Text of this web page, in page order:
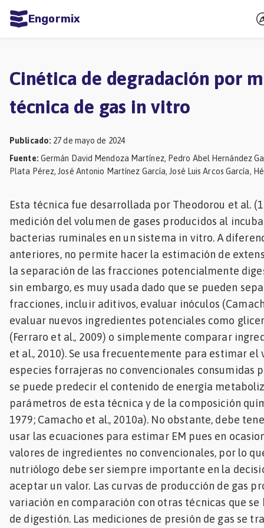
Engormix
Agricultura
Balanceados
Piensos
Avicultura
Lechería
Micotoxinas
Porcicultura
Mascotas
Cinética de degradación por
técnica de gas in vitro
Publicado: 27 de mayo de 2024
Fuente: Germán David Mendoza Martínez, Pedro Abel Hernández
Plata Pérez, José Antonio Martínez García, José Luis Arcos García,
Esta técnica fue desarrollada por Theodorou et al.
medición del volumen de gases producidos al
bacterias ruminales en un sistema in vitro. A
anteriores, no permite hacer la estimación de
la separación de las fracciones potencialmente
sin embargo, es muy usada dado que se pueden
fracciones, incluir aditivos, evaluar inóculos
evaluar nuevos ingredientes potenciales como
(Ferraro et al., 2009) o simplemente comparar
et al., 2010). Se usa frecuentemente para estimar
especies forrajeras no convencionales consumidas
se puede predecir el contenido de energía
parámetros de esta técnica y de la composición
1979; Camacho et al., 2010a). No obstante, debe
usar las ecuaciones para estimar EM pues en
valores de ingredientes no convencionales, por lo
nutriólogo debe ser siempre importante en la
aceptar un valor. Las curvas de producción de gas
variación en comparación con otras técnicas que se
de digestión. Las mediciones de presión de gas se